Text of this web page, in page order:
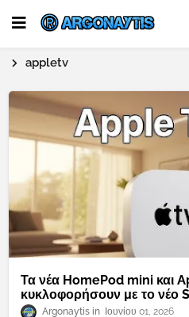
appletv
Τα νέα HomePod mini και
κυκλοφορήσουν με το νέο
Argonaytis Ιουνίου 01, 2026